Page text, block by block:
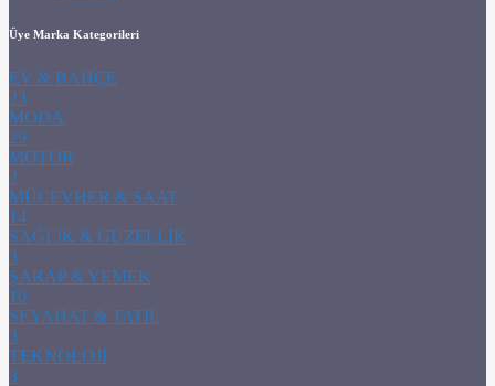
Üye Marka Kategorileri
EV & BAHÇE
23
MODA
29
MOTOR
2
MÜCEVHER & SAAT
14
SAĞLIK & GÜZELLİK
3
ŞARAP & YEMEK
10
SEYAHAT & TATİL
3
TEKNOLOJİ
3